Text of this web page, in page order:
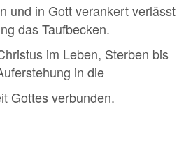
und in Gott verankert verlässt
das Taufbecken.
im Leben, Sterben bis
in die
Gottes verbunden.